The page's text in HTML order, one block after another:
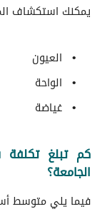
يمكنك استكشاف
العيون
الواحة
غياضة
كم تبلغ تكلفة
الجامعة؟
فيما يلي متوسط